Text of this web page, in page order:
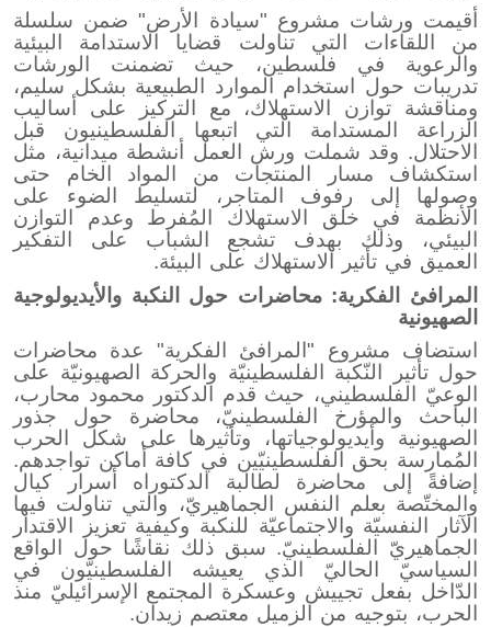
أقيمت ورشات مشروع "سيادة الأرض" ضمن سلسلة
من اللقاءات التي تناولت قضايا الاستدامة البيئية
والرعوية في فلسطين، حيث تضمنت الورشات
تدريبات حول استخدام الموارد الطبيعية بشكل سليم،
ومناقشة توازن الاستهلاك، مع التركيز على أساليب
الزراعة المستدامة التي اتبعها الفلسطينيون قبل
الاحتلال. وقد شملت ورش العمل أنشطة ميدانية، مثل
استكشاف مسار المنتجات من المواد الخام حتى
وصولها إلى رفوف المتاجر، لتسليط الضوء على
الأنظمة في خلق الاستهلاك المُفرط وعدم التوازن
البيئي، وذلك بهدف تشجع الشباب على التفكير
العميق في تأثير الاستهلاك على البيئة.
المرافئ الفكرية: محاضرات حول النكبة والأيديولوجية
الصهيونية
استضاف مشروع "المرافئ الفكرية" عدة محاضرات
حول تأثير النّكبة الفلسطينيّة والحركة الصهيونيّة على
الوعيّ الفلسطيني، حيث قدم الدكتور محمود محارب،
الباحث والمؤرخ الفلسطينيّ، محاضرة حول جذور
الصهيونية وأيديولوجياتها، وتأثيرها على شكل الحرب
المُمارسة بحق الفلسطينيّين في كافة أماكن تواجدهم.
إضافةً إلى محاضرة لطالبة الدكتوراه أسرار كيال
والمختّصة بعلم النفس الجماهيريّ، والتي تناولت فيها
الآثار النفسيّة والاجتماعيّة للنكبة وكيفية تعزيز الاقتدار
الجماهيريّ الفلسطينيّ. سبق ذلك نقاشًا حول الواقع
السياسيّ الحاليّ الذي يعيشه الفلسطينيّون في
الدّاخل بفعل تجييش وعسكرة المجتمع الإسرائيليّ منذ
الحرب، بتوجيه من الزميل معتصم زيدان.